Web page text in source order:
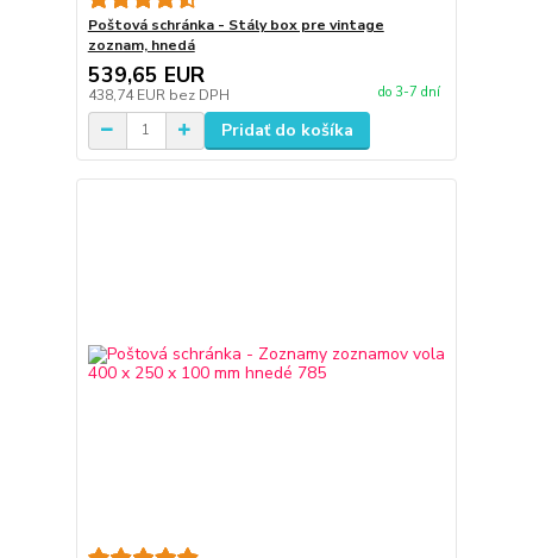
Poštová schránka - Stály box pre vintage
zoznam, hnedá
539,65 EUR
438,74 EUR bez DPH do 3-7 dní
Pridať do košíka